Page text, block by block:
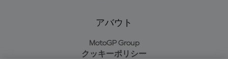
アバウト
MotoGP Group
クッキーポリシー